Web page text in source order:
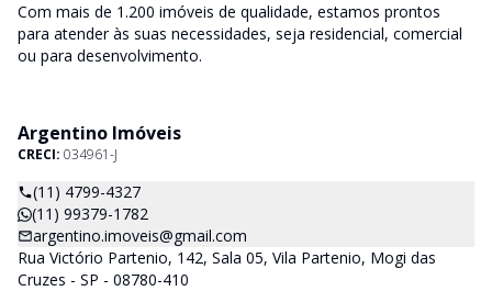
Com mais de 1.200 imóveis de qualidade, estamos prontos
para atender às suas necessidades, seja residencial, comercial
ou para desenvolvimento.
Argentino Imóveis
CRECI: 034961-J
(11) 4799-4327
(11) 99379-1782
argentino.imoveis@gmail.com
Rua Victório Partenio, 142, Sala 05, Vila Partenio, Mogi das
Cruzes - SP - 08780-410